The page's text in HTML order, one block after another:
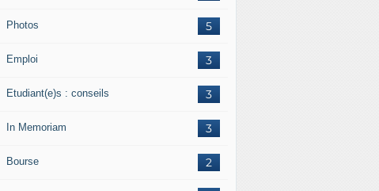
5
Photos
3
Emploi
3
Etudiant(e)s : conseils
3
In Memoriam
2
Bourse